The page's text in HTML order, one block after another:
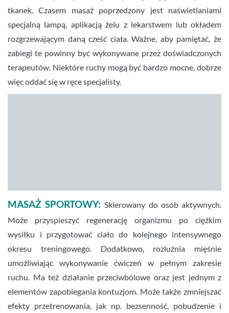
tkanek. Czasem masaż poprzedzony jest naświetlaniami
specjalną lampą, aplikacją żelu z lekarstwem lub okładem
rozgrzewającym daną cześć ciała. Ważne, aby pamiętać, że
zabiegi te powinny być wykonywane przez doświadczonych
terapeutów. Niektóre ruchy mogą być bardzo mocne, dobrze
więc oddać się w ręce specjalisty.
MASAŻ SPORTOWY:Skierowany do osób aktywnych.
Może przyspieszyć regenerację organizmu po ciężkim
wysiłku i przygotować ciało do kolejnego intensywnego
okresu treningowego. Dodatkowo, rozluźnia mięśnie
umożliwiając wykonywanie ćwiczeń w pełnym zakresie
ruchu. Ma też działanie przeciwbólowe oraz jest jednym z
elementów zapobiegania kontuzjom. Może także zmniejszać
efekty przetrenowania, jak np. bezsenność, pobudzenie i